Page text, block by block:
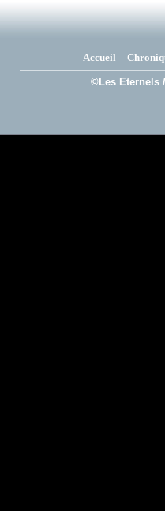
Accueil
©Les Eternels